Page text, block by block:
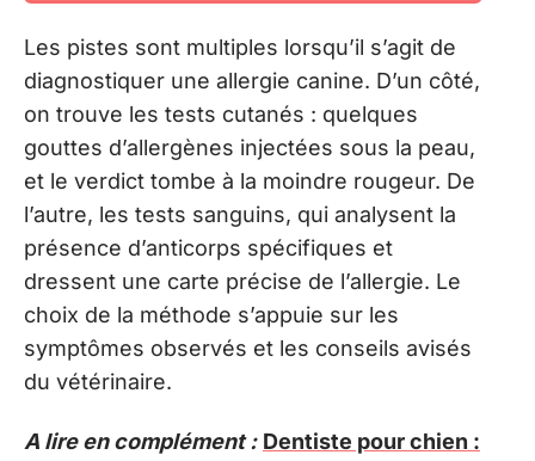
Les pistes sont multiples lorsqu’il s’agit de
diagnostiquer une allergie canine. D’un côté,
on trouve les tests cutanés : quelques
gouttes d’allergènes injectées sous la peau,
et le verdict tombe à la moindre rougeur. De
l’autre, les tests sanguins, qui analysent la
présence d’anticorps spécifiques et
dressent une carte précise de l’allergie. Le
choix de la méthode s’appuie sur les
symptômes observés et les conseils avisés
du vétérinaire.
A lire en complément : Dentiste pour chien :